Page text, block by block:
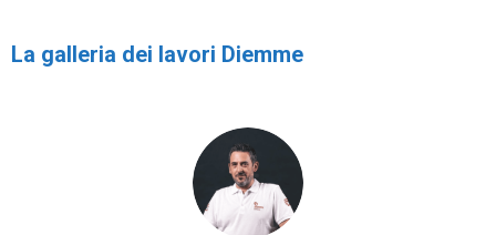
La galleria dei lavori Diemme